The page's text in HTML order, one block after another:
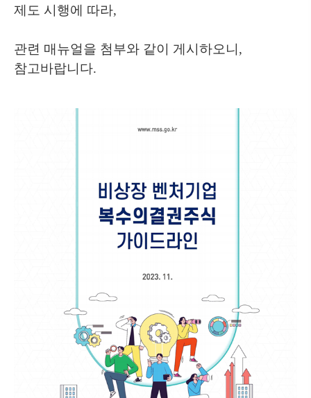
제도 시행에 따라,
관련 매뉴얼을 첨부와 같이 게시하오니,
참고바랍니다.